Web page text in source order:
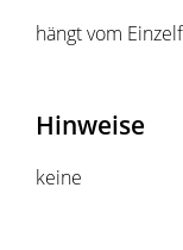
hängt vom
Hinweise
keine